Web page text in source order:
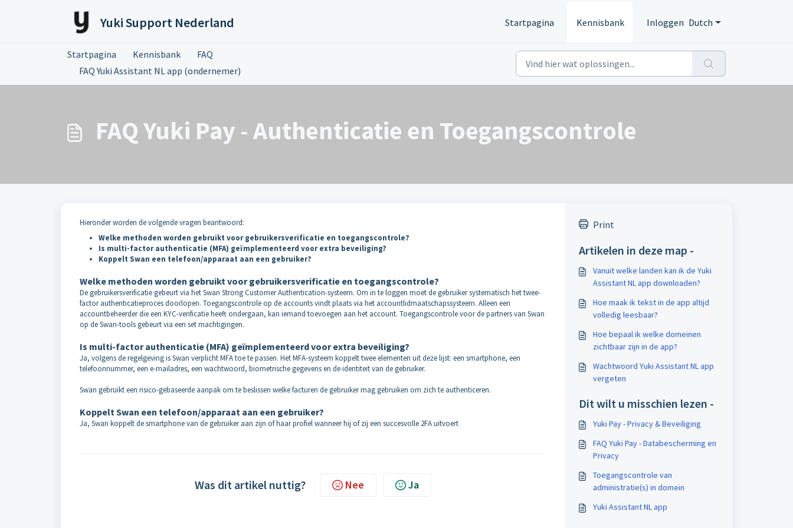
Yuki Support Nederland Startpagina Kennisbank Inloggen Dutch
Startpagina Kennisbank
FAQ
FAQ Yuki Assistant NL app (ondernemer)
FAQ Yuki Pay - Authenticatie en Toegangscontrole
Hieronder worden de volgende vragen beantwoord:
Welke methoden worden gebruikt voor gebruikersverificatie en toegangscontrole?
Is multi-factor authenticatie (MFA) geïmplementeerd voor extra beveiliging?
Koppelt Swan een telefoon/apparaat aan een gebruiker?
Welke methoden worden gebruikt voor gebruikersverificatie en toegangscontrole?
De gebruikersverificatie gebeurt via het Swan Strong Customer Authentication-systeem. Om in te loggen moet de gebruiker systematisch het twee-
factor authenticatieproces doorlopen. Toegangscontrole op de accounts vindt plaats via het accountlidmaatschapssysteem. Alleen een
accountbeheerder die een KYC-verificatie heeft ondergaan, kan iemand toevoegen aan het account. Toegangscontrole voor de partners van Swan
op de Swan-tools gebeurt via een set machtigingen.
Is multi-factor authenticatie (MFA) geïmplementeerd voor extra beveiliging?
Ja, volgens de regelgeving is Swan verplicht MFA toe te passen. Het MFA-systeem koppelt twee elementen uit deze lijst: een smartphone, een
telefoonnummer, een e-mailadres, een wachtwoord, biometrische gegevens en de identiteit van de gebruiker.
Swan gebruikt een risico-gebaseerde aanpak om te beslissen welke facturen de gebruiker mag gebruiken om zich te authenticeren.
Koppelt Swan een telefoon/apparaat aan een gebruiker?
Ja, Swan koppelt de smartphone van de gebruiker aan zijn of haar profiel wanneer hij of zij een succesvolle 2FA uitvoert
Was dit artikel nuttig? Nee Ja
Print
Artikelen in deze map -
Vanuit welke landen kan ik de Yuki
Assistant NL app downloaden?
Hoe maak ik tekst in de app altijd
volledig leesbaar?
Hoe bepaal ik welke domeinen
zichtbaar zijn in de app?
Wachtwoord Yuki Assistant NL app
vergeten
Dit wilt u misschien lezen -
Yuki Pay - Privacy & Beveiliging
FAQ Yuki Pay - Databescherming en
Privacy
Toegangscontrole van
administratie(s) in domein
Yuki Assistant NL app